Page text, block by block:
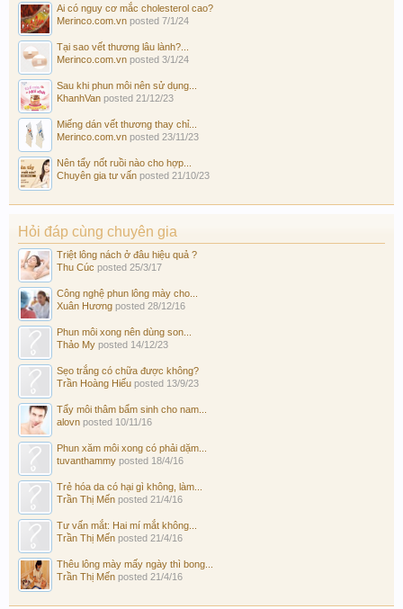
Ai có nguy cơ mắc cholesterol cao?
Merinco.com.vn posted 7/1/24
Tại sao vết thương lâu lành?...
Merinco.com.vn posted 3/1/24
Sau khi phun môi nên sử dụng...
KhanhVan posted 21/12/23
Miếng dán vết thương thay chỉ...
Merinco.com.vn posted 23/11/23
Nên tẩy nốt ruồi nào cho hợp...
Chuyên gia tư vấn posted 21/10/23
Hỏi đáp cùng chuyên gia
Triệt lông nách ở đâu hiệu quả ?
Thu Cúc posted 25/3/17
Công nghệ phun lông mày cho...
Xuân Hương posted 28/12/16
Phun môi xong nên dùng son...
Thảo My posted 14/12/23
Sẹo trắng có chữa được không?
Trần Hoàng Hiếu posted 13/9/23
Tẩy môi thâm bẩm sinh cho nam...
alovn posted 10/11/16
Phun xăm môi xong có phải dặm...
tuvanthammy posted 18/4/16
Trẻ hóa da có hại gì không, làm...
Trần Thị Mến posted 21/4/16
Tư vấn mắt: Hai mí mắt không...
Trần Thị Mến posted 21/4/16
Thêu lông mày mấy ngày thì bong...
Trần Thị Mến posted 21/4/16